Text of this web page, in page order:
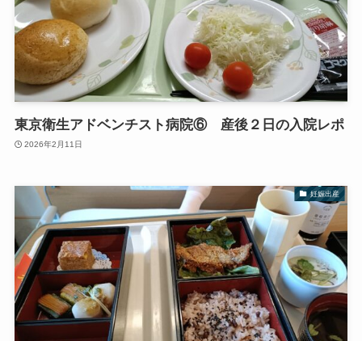
東京衛生アドベンチスト病院⑥ 産後２日の入院レポ
2026年2月11日
妊娠出産